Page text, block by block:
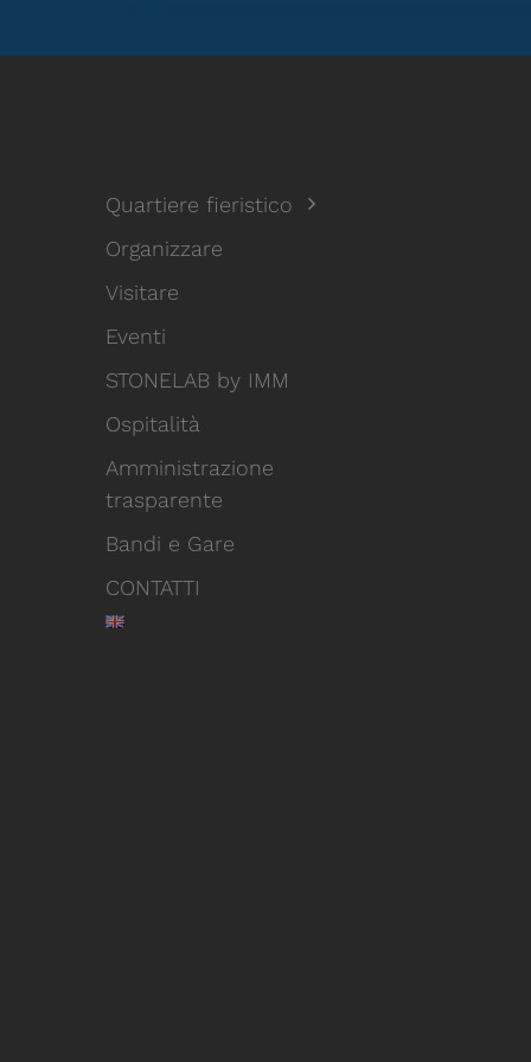
Quartiere fieristico
Organizzare
Visitare
Eventi
STONELAB by IMM
Ospitalità
Amministrazione
trasparente
Bandi e Gare
CONTATTI